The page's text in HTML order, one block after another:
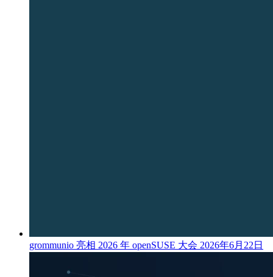
grommunio 亮相 2026 年 openSUSE 大会 2026年6月22日